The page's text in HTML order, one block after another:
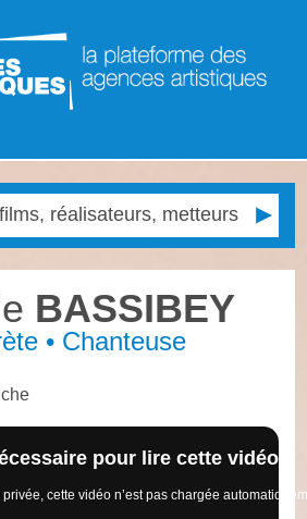
BASSIBEY
• Chanteuse
pour lire cette vidéo
cette vidéo n’est pas chargée